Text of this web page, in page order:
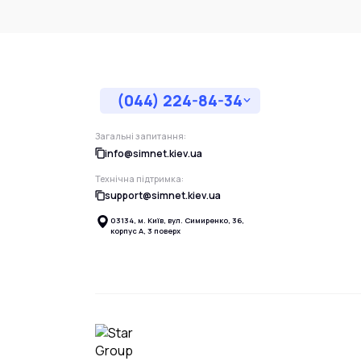
(044) 224-84-34
Загальні запитання:
info@simnet.kiev.ua
Технічна підтримка:
support@simnet.kiev.ua
03134, м. Київ, вул. Симиренко, 36,
корпус А, 3 поверх